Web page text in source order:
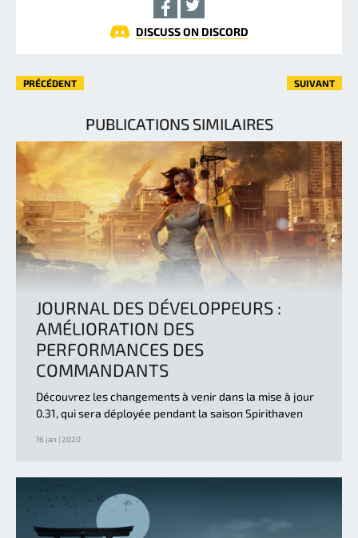
DISCUSS ON DISCORD
PRÉCÉDENT SUIVANT
PUBLICATIONS SIMILAIRES
JOURNAL DES DÉVELOPPEURS :
AMÉLIORATION DES
PERFORMANCES DES
COMMANDANTS
Découvrez les changements à venir dans la mise à jour
0.31, qui sera déployée pendant la saison Spirithaven
16 jan | 2020